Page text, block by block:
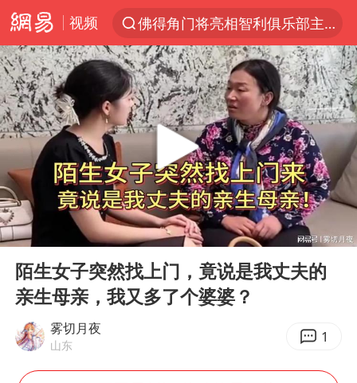
视频
佛得角门将亮相智利俱乐部主场
以“新”破局 首发经济点亮城市消费活力
中方回应是否在太平洋海底开采稀土
看守所辅警收受10万获刑1年
宇树科技发行价格150.80元/股
宇树科技王兴兴身家有望超200亿元
五粮液渠道价一箱上涨近百元
CIA被曝已秘密设立古巴工作组
法国将禁止“未经同意的电话营销”
吉林一“温度计大楼”读数爆表
Play
08:53
陌生女子突然找上门，竟说是我丈夫的
亲生母亲，我又多了个婆婆？
雾切月夜
山东 1